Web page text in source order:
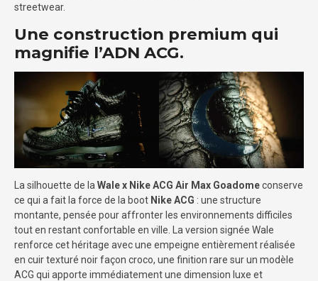
streetwear.
Une construction premium qui
magnifie l’ADN ACG.
La silhouette de la Wale x Nike ACG Air Max Goadomeconserve
ce qui a fait la force de la boot Nike ACG : une structure
montante, pensée pour affronter les environnements difficiles
tout en restant confortable en ville. La version signée Wale
renforce cet héritage avec une empeigne entièrement réalisée
en cuir texturé noir façon croco, une finition rare sur un modèle
ACG qui apporte immédiatement une dimension luxe et